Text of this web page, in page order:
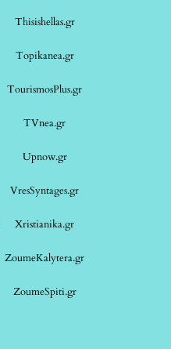
Thisishellas.gr
Topikanea.gr
TourismosPlus.gr
TVnea.gr
Upnow.gr
VresSyntages.gr
Xristianika.gr
ZoumeKalytera.gr
ZoumeSpiti.gr